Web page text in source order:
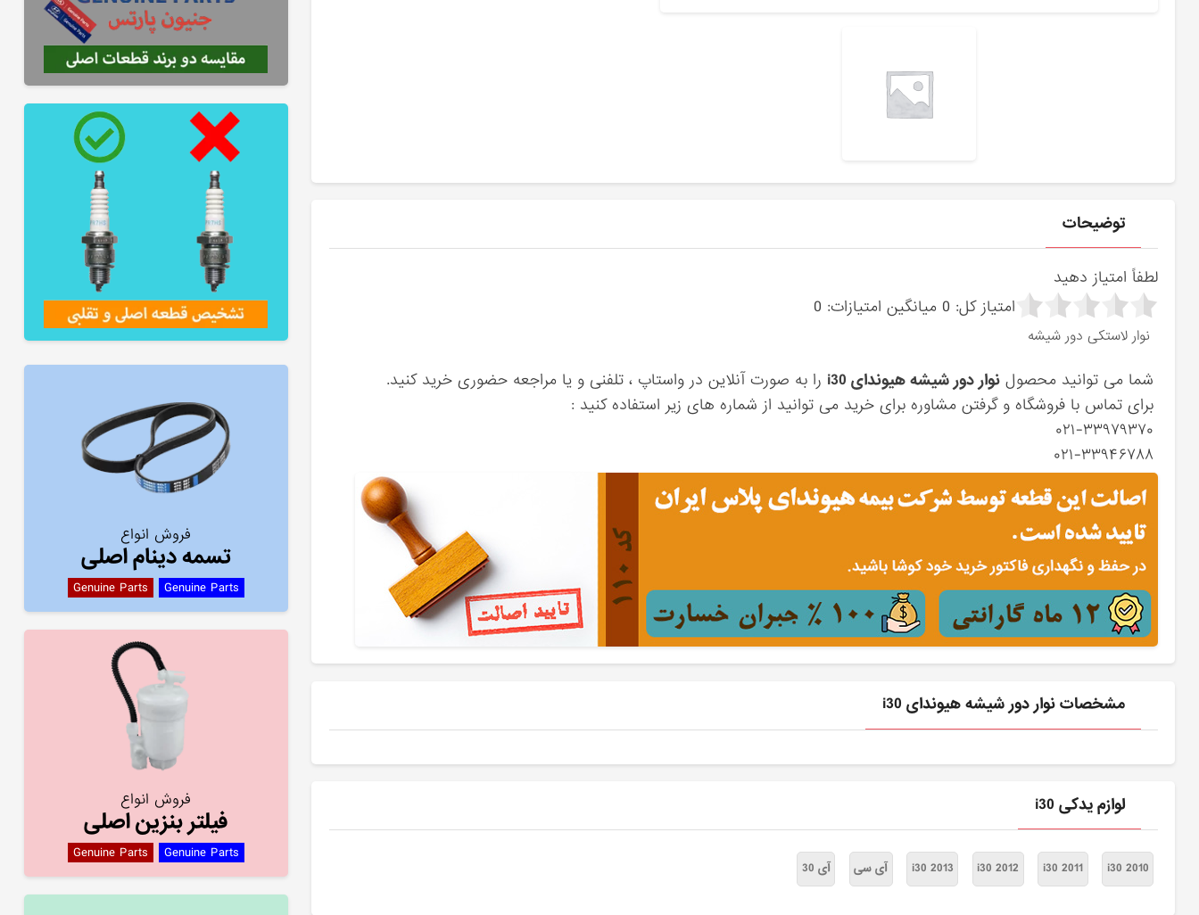
توضیحات
لطفاً امتیاز دهید
امتیاز کل: 0 میانگین امتیازات: 0
نوار لاستکی دور شیشه
شما می توانید محصولنوار دور شیشه هیوندای i30
را به صورت آنلاین در واستاپ ، تلفنی و یا مراجعه حضوری خرید کنید.
برای تماس با فروشگاه و گرفتن مشاوره برای خرید می توانید از شماره های زیر استفاده کنید :
۰۲۱-۳۳۹۷۹۳۷۰
۰۲۱-۳۳۹۴۶۷۸۸
مشخصات نوار دور شیشه هیوندای i30
لوازم یدکی i30
i30 2010
i30 2011
i30 2012
i30 2013 آی سی آی 30
فروش انواع
تسمه دینام اصلی
Genuine Parts Genuine Parts
فروش انواع
فیلتر بنزین اصلی
Genuine Parts Genuine Parts